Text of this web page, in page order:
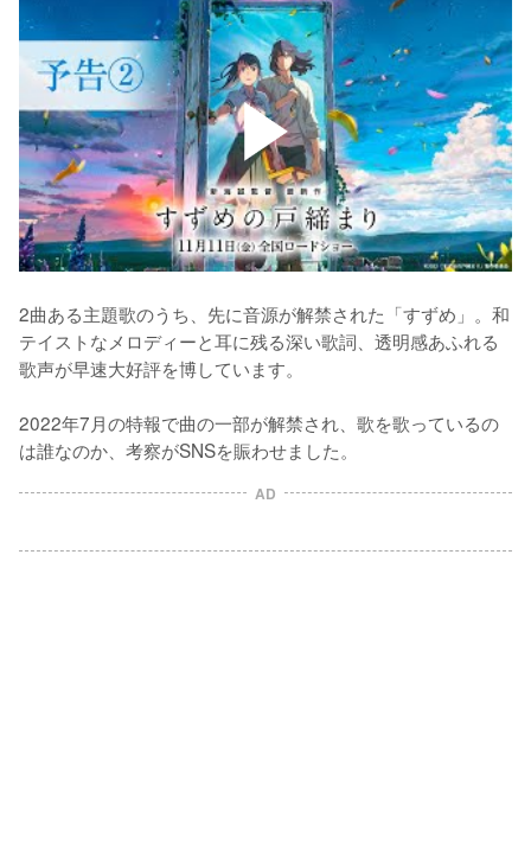
2曲ある主題歌のうち、先に音源が解禁された「すずめ」。和
テイストなメロディーと耳に残る深い歌詞、透明感あふれる
歌声が早速大好評を博しています。
2022年7月の特報で曲の一部が解禁され、歌を歌っているの
は誰なのか、考察がSNSを賑わせました。
AD